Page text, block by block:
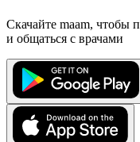
Скачайте maam, чтобы
и общаться с врачами